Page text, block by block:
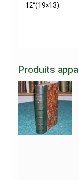
12°(19×13).
Produits